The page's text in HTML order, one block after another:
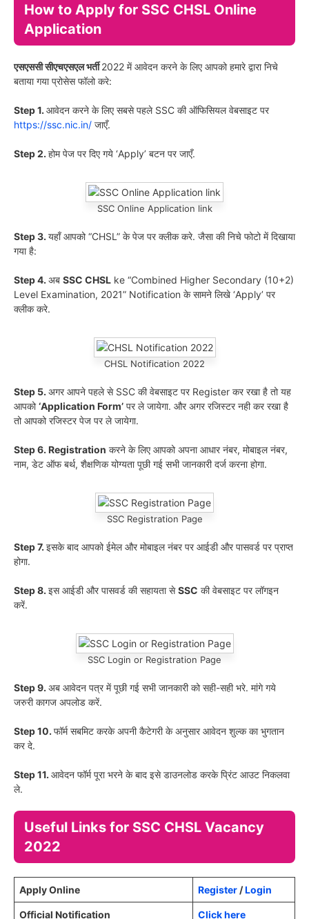
How to Apply for SSC CHSL Online
Application
एसएससी सीएचएसएल भर्ती2022 में आवेदन करने के लिए आपको हमारे द्वारा निचे
बताया गया प्रोसेस फॉलो करे:
Step 1. आवेदन करने के लिए सबसे पहले SSC की ऑफिसियल वेबसाइट पर
https://ssc.nic.in/ जाएँ.
Step 2. होम पेज पर दिए गये ‘Apply’ बटन पर जाएँ.
SSC Online Application link
Step 3. यहाँ आपको “CHSL” के पेज पर क्लीक करे. जैसा की निचे फोटो में दिखाया
गया है:
Step 4. अब SSC CHSL ke “Combined Higher Secondary (10+2)
Level Examination, 2021” Notification के सामने लिखे ‘Apply’ पर
क्लीक करे.
CHSL Notification 2022
Step 5. अगर आपने पहले से SSC की वेबसाइट पर Register कर रखा है तो यह
आपको‘Application Form’ पर ले जायेगा. और अगर रजिस्टर नही कर रखा है
तो आपको रजिस्टर पेज पर ले जायेगा.
Step 6. Registration करने के लिए आपको अपना आधार नंबर, मोबाइल नंबर,
नाम, डेट ऑफ बर्थ, शैक्षणिक योग्यता पूछी गई सभी जानकारी दर्ज करना होगा.
SSC Registration Page
Step 7. इसके बाद आपको ईमेल और मोबाइल नंबर पर आईडी और पासवर्ड पर प्राप्त
होगा.
Step 8. इस आईडी और पासवर्ड की सहायता सेSSC की वेबसाइट पर लॉगइन
करें.
SSC Login or Registration Page
Step 9. अब आवेदन पत्र में पूछी गई सभी जानकारी को सही-सही भरे. मांगे गये
जरुरी कागज अपलोड करें.
Step 10. फॉर्म सबमिट करके अपनी कैटेगरी के अनुसार आवेदन शुल्क का भुगतान
कर दे.
Step 11. आवेदन फॉर्म पूरा भरने के बाद इसे डाउनलोड करके प्रिंट आउट निकलवा
ले.
Useful Links for SSC CHSL Vacancy
2022
Apply Online Register /Login
Official Notification Click here